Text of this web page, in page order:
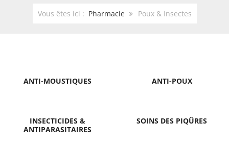
Vous êtes ici : Pharmacie Poux & Insectes
ANTI-MOUSTIQUES ANTI-POUX
INSECTICIDES &
ANTIPARASITAIRES
SOINS DES PIQÛRES